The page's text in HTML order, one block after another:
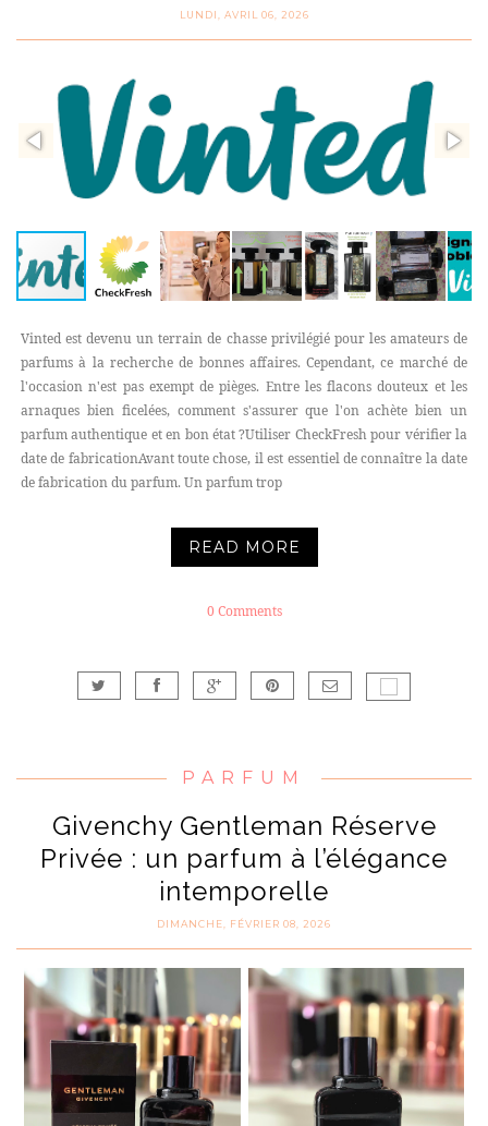
LUNDI, AVRIL 06, 2026
Vinted est devenu un terrain de chasse privilégié pour les amateurs de
parfums à la recherche de bonnes affaires. Cependant, ce marché de
l'occasion n'est pas exempt de pièges. Entre les flacons douteux et les
arnaques bien ficelées, comment s'assurer que l'on achète bien un
parfum authentique et en bon état ?Utiliser CheckFresh pour vérifier la
date de fabricationAvant toute chose, il est essentiel de connaître la date
de fabrication du parfum. Un parfum trop
READ MORE
0 Comments
PARFUM
Givenchy Gentleman Réserve
Privée : un parfum à l’élégance
intemporelle
DIMANCHE, FÉVRIER 08, 2026